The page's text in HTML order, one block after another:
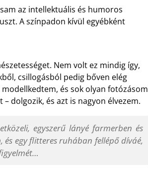
az intellektuális és humoros
A színpadon kívül egyébként
Nem volt ez mindig így,
csillogásból pedig bőven elég
és sok olyan fotózásom
dolgozik, és azt is nagyon élvezem.
egyszerű lányé farmerben és
egy flitteres ruhában fellépő díváé,